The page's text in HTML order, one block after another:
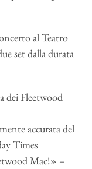
al Teatro
set dalla durata
dei Fleetwood
accurata del
Times
Mac!» –